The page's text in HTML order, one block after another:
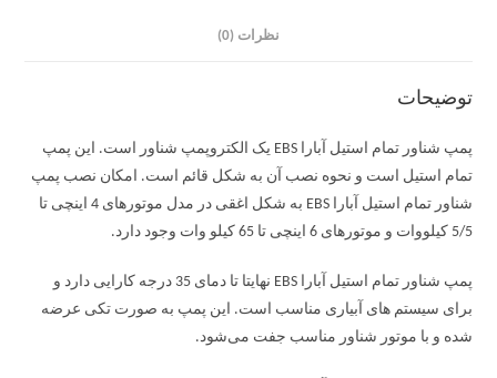
نظرات (0)
توضیحات
پمپ شناور تمام استیل آبارا EBS یک الکتروپمپ شناور است. این پمپ
تمام استیل است و نحوه نصب آن به شکل قائم است. امکان نصب پمپ
شناور تمام استیل آبارا EBS به شکل اغقی در مدل موتورهای 4 اینچی تا
5/5 کیلووات و موتورهای 6 اینچی تا 65 کیلو وات وجود دارد.
پمپ شناور تمام استیل آبارا EBS نهایتا تا دمای 35 درجه کارایی دارد و
برای سیستم های آبیاری مناسب است. این پمپ به صورت تکی عرضه
شده و با موتور شناور مناسب جفت می‌شود.